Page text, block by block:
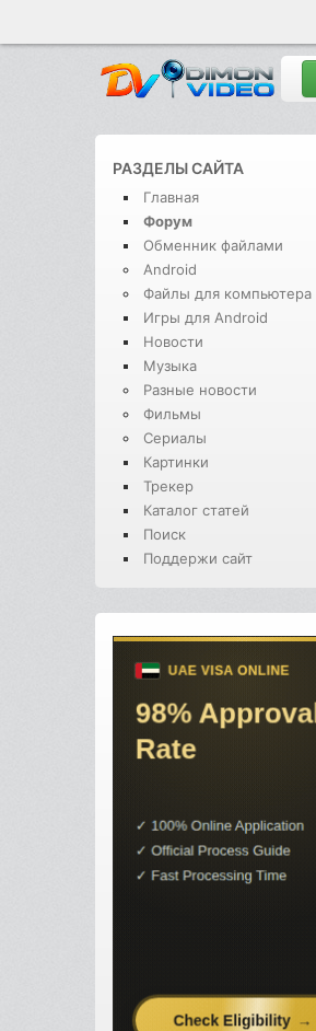
РАЗДЕЛЫ САЙТА
Главная
Форум
Обменник файлами
Android
Файлы для компьютера
Игры для Android
Новости
Музыка
Разные новости
Фильмы
Сериалы
Картинки
Трекер
Каталог статей
Поиск
Поддержи сайт